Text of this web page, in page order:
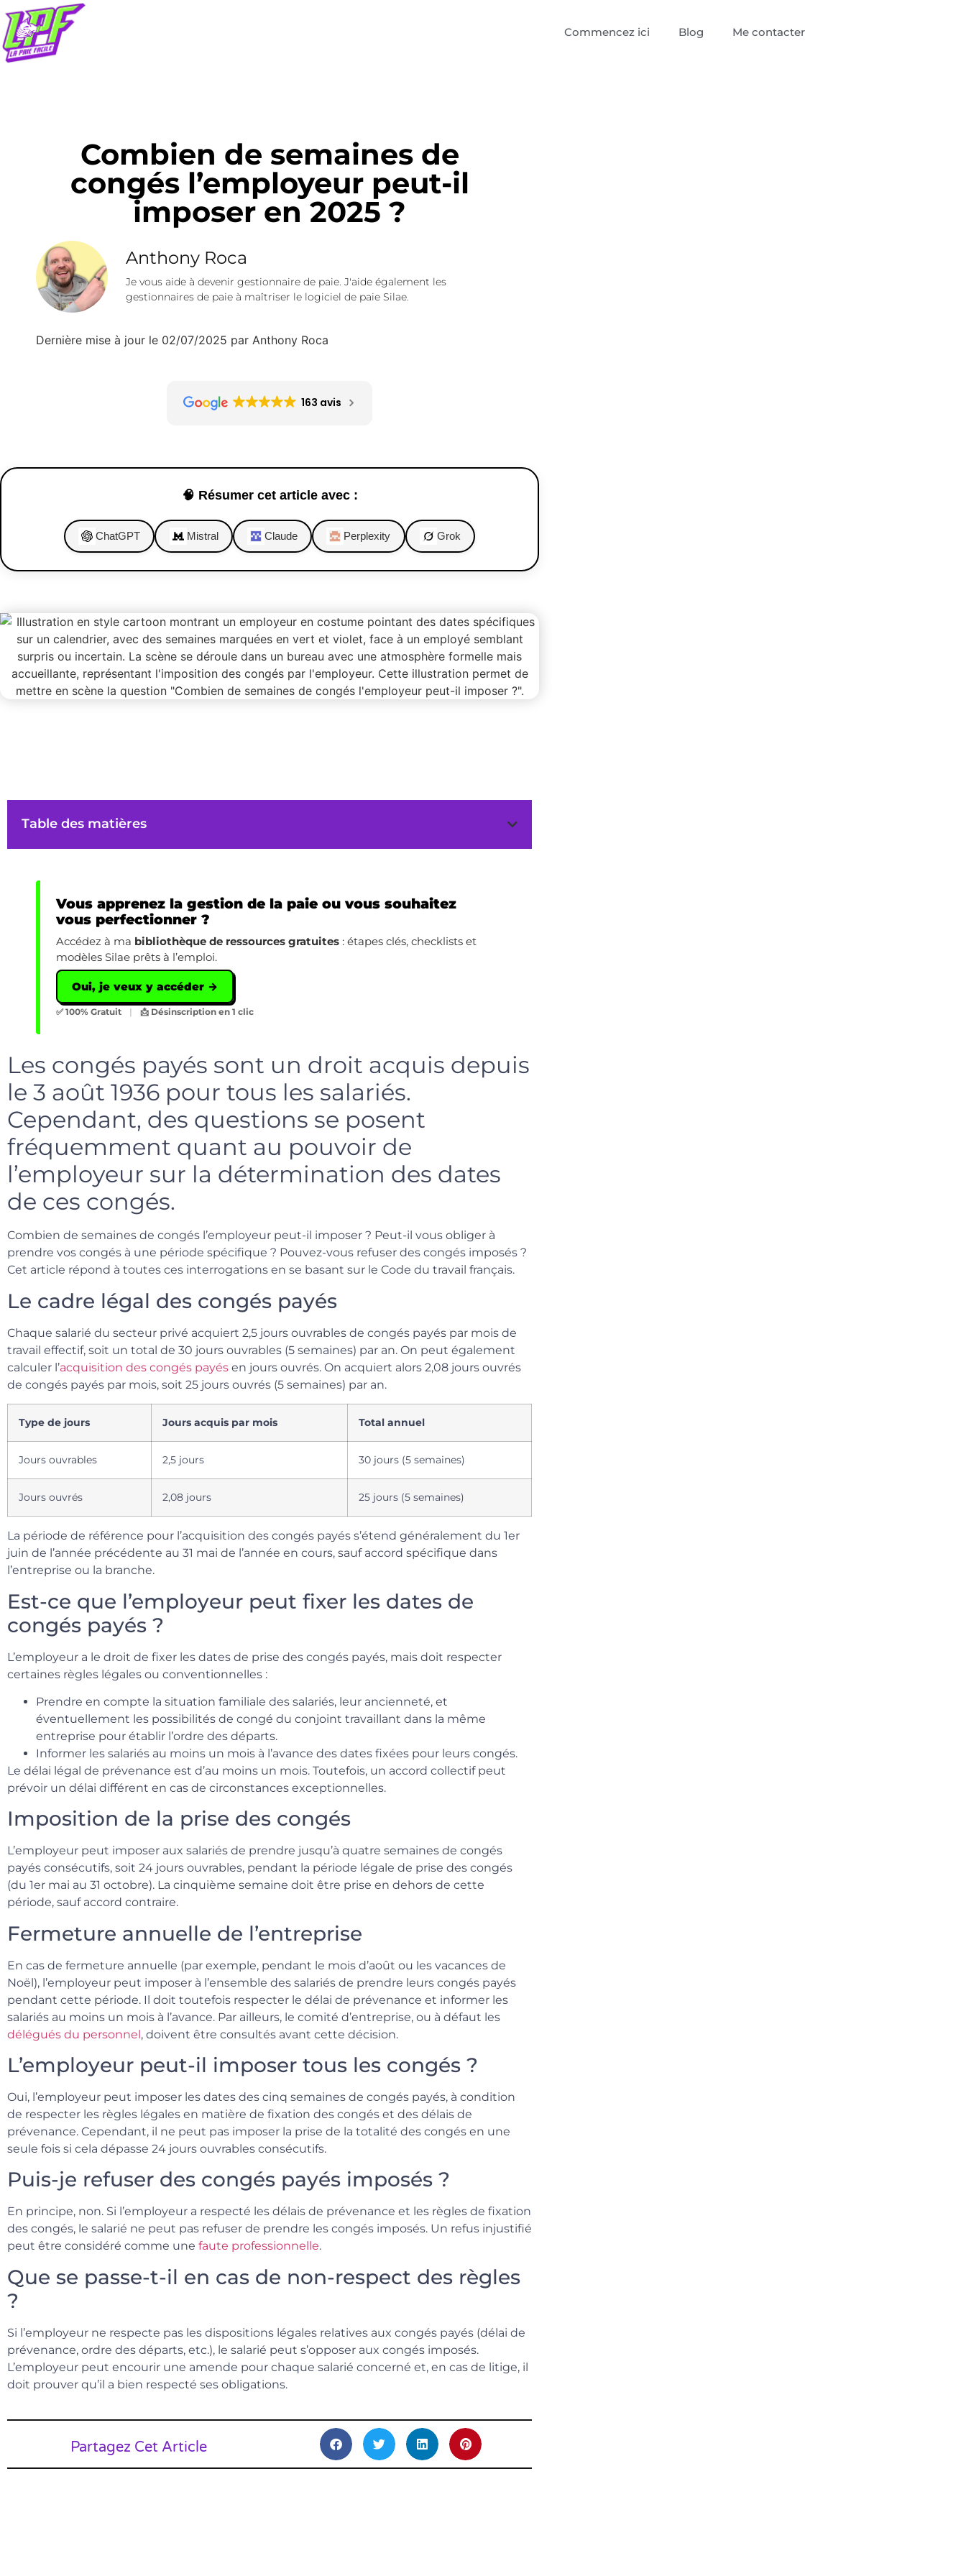
Commencez ici Blog Me contacter
Combien de semaines de
congés l’employeur peut-il
imposer en 2025 ?
Anthony Roca
Je vous aide à devenir gestionnaire de paie. J'aide également les
gestionnaires de paie à maîtriser le logiciel de paie Silae.
Dernière mise à jour le 02/07/2025 par Anthony Roca
163 avis
🧠 Résumer cet article avec :
ChatGPT Mistral Claude Perplexity Grok
Table des matières
Vous apprenez la gestion de la paie ou vous souhaitez
vous perfectionner ?
Accédez à ma bibliothèque de ressources gratuites : étapes clés, checklists et
modèles Silae prêts à l’emploi.
Oui, je veux y accéder →
✅ 100% Gratuit | 📩 Désinscription en 1 clic
Les congés payés sont un droit acquis depuis
le 3 août 1936 pour tous les salariés.
Cependant, des questions se posent
fréquemment quant au pouvoir de
l’employeur sur la détermination des dates
de ces congés.
Combien de semaines de congés l’employeur peut-il imposer ? Peut-il vous obliger à
prendre vos congés à une période spécifique ? Pouvez-vous refuser des congés imposés ?
Cet article répond à toutes ces interrogations en se basant sur le Code du travail français.
Le cadre légal des congés payés
Chaque salarié du secteur privé acquiert 2,5 jours ouvrables de congés payés par mois de
travail effectif, soit un total de 30 jours ouvrables (5 semaines) par an. On peut également
calculer l’acquisition des congés payés en jours ouvrés. On acquiert alors 2,08 jours ouvrés
de congés payés par mois, soit 25 jours ouvrés (5 semaines) par an.
Type de jours Jours acquis par mois Total annuel
Jours ouvrables 2,5 jours 30 jours (5 semaines)
Jours ouvrés 2,08 jours 25 jours (5 semaines)
La période de référence pour l’acquisition des congés payés s’étend généralement du 1er
juin de l’année précédente au 31 mai de l’année en cours, sauf accord spécifique dans
l’entreprise ou la branche.
Est-ce que l’employeur peut fixer les dates de
congés payés ?
L’employeur a le droit de fixer les dates de prise des congés payés, mais doit respecter
certaines règles légales ou conventionnelles :
Prendre en compte la situation familiale des salariés, leur ancienneté, et
éventuellement les possibilités de congé du conjoint travaillant dans la même
entreprise pour établir l’ordre des départs.
Informer les salariés au moins un mois à l’avance des dates fixées pour leurs congés.
Le délai légal de prévenance est d’au moins un mois. Toutefois, un accord collectif peut
prévoir un délai différent en cas de circonstances exceptionnelles.
Imposition de la prise des congés
L’employeur peut imposer aux salariés de prendre jusqu’à quatre semaines de congés
payés consécutifs, soit 24 jours ouvrables, pendant la période légale de prise des congés
(du 1er mai au 31 octobre). La cinquième semaine doit être prise en dehors de cette
période, sauf accord contraire.
Fermeture annuelle de l’entreprise
En cas de fermeture annuelle (par exemple, pendant le mois d’août ou les vacances de
Noël), l’employeur peut imposer à l’ensemble des salariés de prendre leurs congés payés
pendant cette période. Il doit toutefois respecter le délai de prévenance et informer les
salariés au moins un mois à l’avance. Par ailleurs, le comité d’entreprise, ou à défaut les
délégués du personnel, doivent être consultés avant cette décision.
L’employeur peut-il imposer tous les congés ?
Oui, l’employeur peut imposer les dates des cinq semaines de congés payés, à condition
de respecter les règles légales en matière de fixation des congés et des délais de
prévenance. Cependant, il ne peut pas imposer la prise de la totalité des congés en une
seule fois si cela dépasse 24 jours ouvrables consécutifs.
Puis-je refuser des congés payés imposés ?
En principe, non. Si l’employeur a respecté les délais de prévenance et les règles de fixation
des congés, le salarié ne peut pas refuser de prendre les congés imposés. Un refus injustifié
peut être considéré comme une faute professionnelle.
Que se passe-t-il en cas de non-respect des règles
?
Si l’employeur ne respecte pas les dispositions légales relatives aux congés payés (délai de
prévenance, ordre des départs, etc.), le salarié peut s’opposer aux congés imposés.
L’employeur peut encourir une amende pour chaque salarié concerné et, en cas de litige, il
doit prouver qu’il a bien respecté ses obligations.
Partagez Cet Article